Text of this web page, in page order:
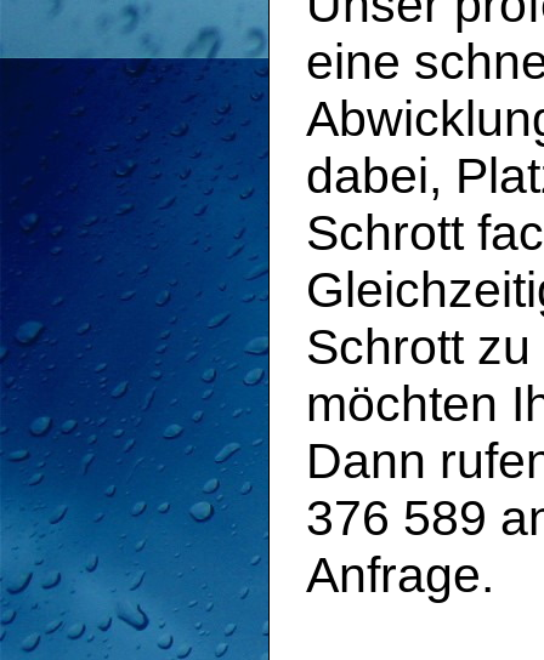
eine
dabei,
Schrott
Schrott
möchten
Dann
376 589
Anfrage.